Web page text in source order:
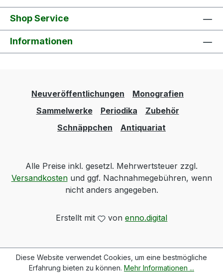
Shop Service
Informationen
Neuveröffentlichungen
Monografien
Sammelwerke
Periodika
Zubehör
Schnäppchen
Antiquariat
Alle Preise inkl. gesetzl. Mehrwertsteuer zzgl.
Versandkostenund ggf. Nachnahmegebühren, wenn
nicht anders angegeben.
Erstellt mit vonenno.digital
Diese Website verwendet Cookies, um eine bestmögliche
Erfahrung bieten zu können. Mehr Informationen ...